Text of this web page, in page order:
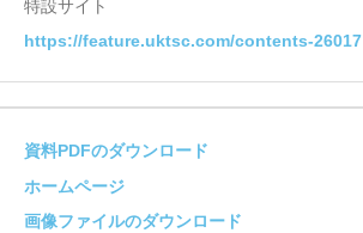
特設サイト
https://feature.uktsc.com/contents-26017
資料PDFのダウンロード
ホームページ
画像ファイルのダウンロード